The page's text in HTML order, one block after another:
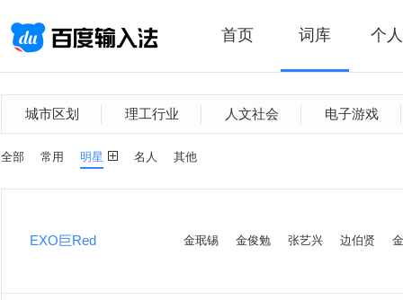
首页 词库 个
城市区划 理工行业 人文社会 电子游戏
全部 常用 明星 名人 其他
EXO巨Red 金珉锡 金俊勉 张艺兴 边伯贤